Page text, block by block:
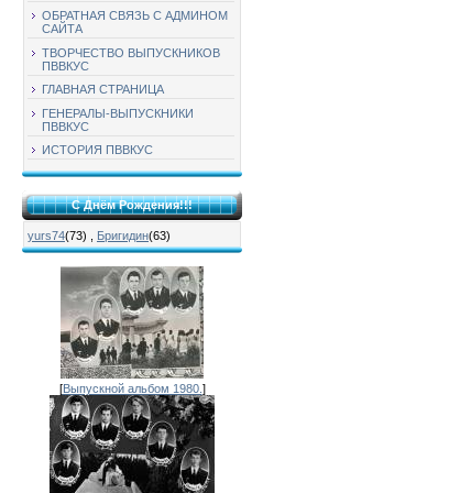
ОБРАТНАЯ СВЯЗЬ С АДМИНОМ
САЙТА
ТВОРЧЕСТВО ВЫПУСКНИКОВ
ПВВКУС
ГЛАВНАЯ СТРАНИЦА
ГЕНЕРАЛЫ-ВЫПУСКНИКИ
ПВВКУС
ИСТОРИЯ ПВВКУС
С Днём Рождения!!!
yurs74(73) Бригидин(63)
[Выпускной альбом 1980. ]